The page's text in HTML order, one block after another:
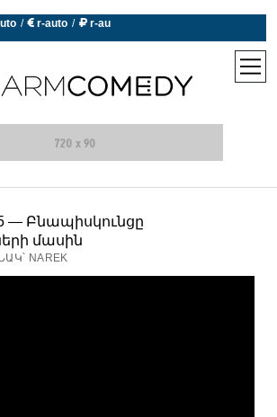
/  r-auto /  r-au
 Եղանակն այսօր չի աշխատում
open
— Բնապիսկունցը
մասին
NAREK